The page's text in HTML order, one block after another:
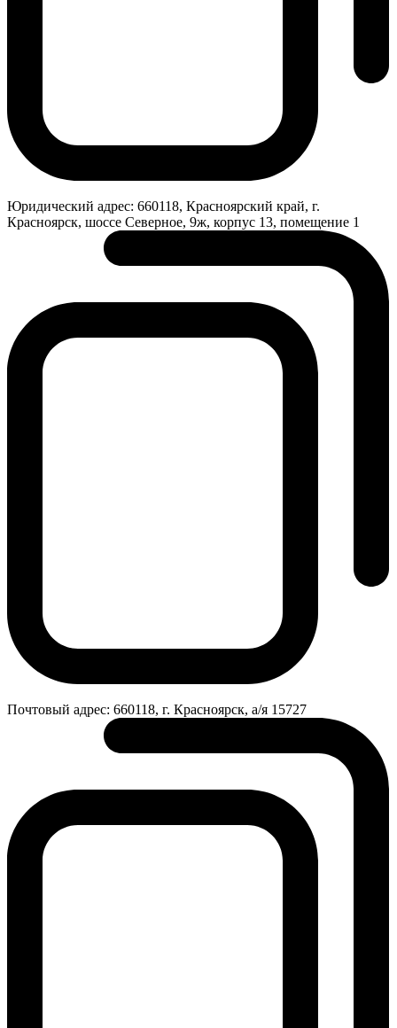
Юридический адрес: 660118, Красноярский край, г.
Красноярск, шоссе Северное, 9ж, корпус 13, помещение 1
Почтовый адрес: 660118, г. Красноярск, а/я 15727